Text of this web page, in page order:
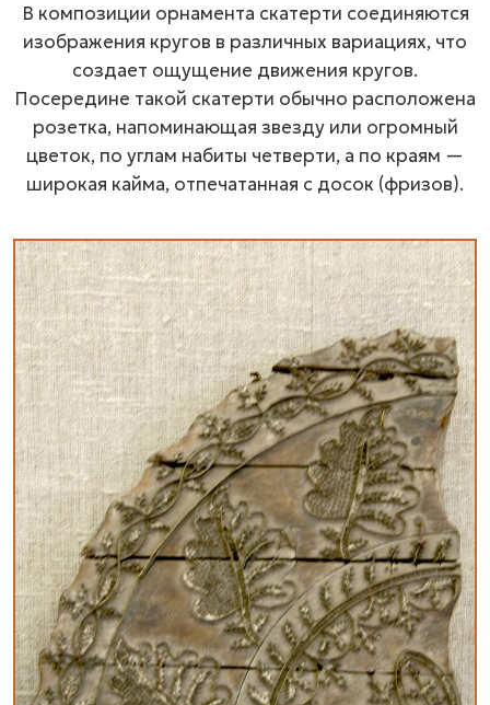
В композиции орнамента скатерти соединяются
изображения кругов в различных вариациях, что
создает ощущение движения кругов.
Посередине такой скатерти обычно расположена
розетка, напоминающая звезду или огромный
цветок, по углам набиты четверти, а по краям —
широкая кайма, отпечатанная с досок (фризов).